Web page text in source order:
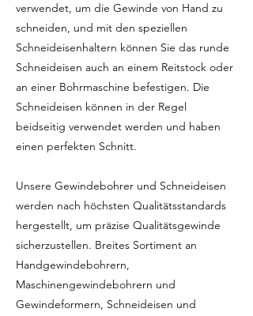
verwendet, um die Gewinde von Hand zu
schneiden, und mit den speziellen
Schneideisenhaltern können Sie das runde
Schneideisen auch an einem Reitstock oder
an einer Bohrmaschine befestigen. Die
Schneideisen können in der Regel
beidseitig verwendet werden und haben
einen perfekten Schnitt.
Unsere Gewindebohrer und Schneideisen
werden nach höchsten Qualitätsstandards
hergestellt, um präzise Qualitätsgewinde
sicherzustellen. Breites Sortiment an
Handgewindebohrern,
Maschinengewindebohrern und
Gewindeformern, Schneideisen und